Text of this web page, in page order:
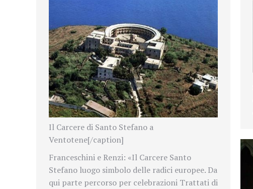
Il Carcere di Santo Stefano a
Ventotene[/caption]
Franceschini e Renzi: «Il Carcere Santo
Stefano luogo simbolo delle radici europee. Da
qui parte percorso per celebrazioni Trattati di